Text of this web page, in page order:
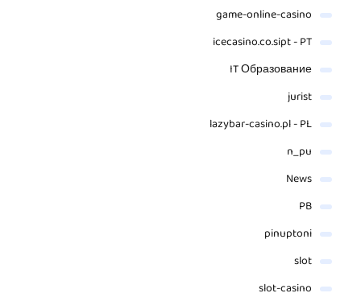
game-online-casino
icecasino.co.sipt - PT
IT Образование
jurist
lazybar-casino.pl - PL
n_pu
News
PB
pinuptoni
slot
slot-casino